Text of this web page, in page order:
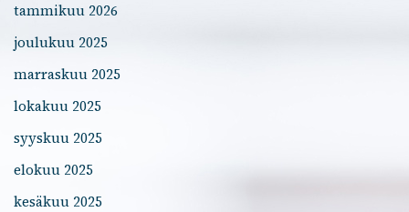
tammikuu 2026
joulukuu 2025
marraskuu 2025
lokakuu 2025
syyskuu 2025
elokuu 2025
kesäkuu 2025